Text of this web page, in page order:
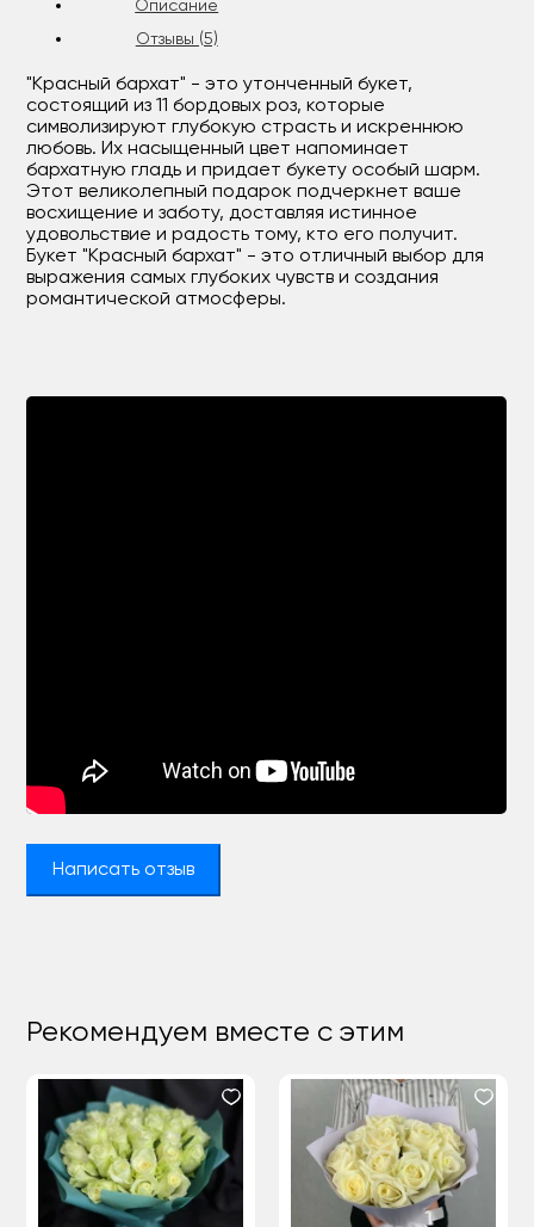
Описание
Отзывы (5)
"Красный бархат" - это утонченный букет,
состоящий из 11 бордовых роз, которые
символизируют глубокую страсть и искреннюю
любовь. Их насыщенный цвет напоминает
бархатную гладь и придает букету особый шарм.
Этот великолепный подарок подчеркнет ваше
восхищение и заботу, доставляя истинное
удовольствие и радость тому, кто его получит.
Букет "Красный бархат" - это отличный выбор для
выражения самых глубоких чувств и создания
романтической атмосферы.
Написать отзыв
Рекомендуем вместе с этим